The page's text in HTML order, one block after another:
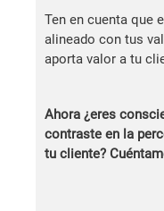
Ten en cuenta que
alineado con tus
aporta valor a tu
Ahora ¿eres
contraste en la
tu cliente?